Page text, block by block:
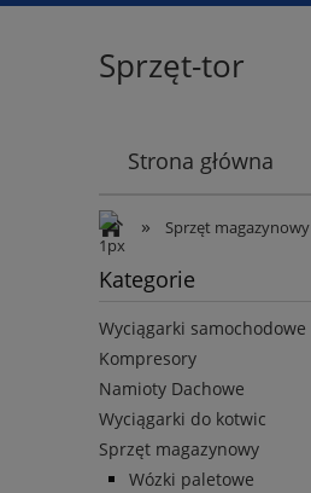
Sprzęt-tor
Strona główna
» Sprzęt magazynowy
Kategorie
Wyciągarki samochodowe
Kompresory
Namioty Dachowe
Wyciągarki do kotwic
Sprzęt magazynowy
Wózki paletowe